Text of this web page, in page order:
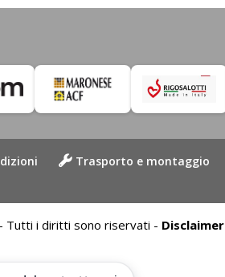
Trasporto e montaggio
Tutti i diritti sono riservati - Disclaimer